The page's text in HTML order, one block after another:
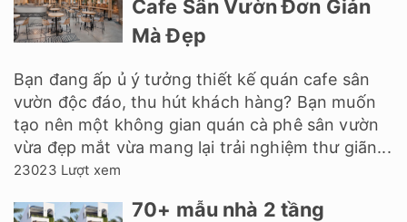
Cafe Sân Vườn Đơn Giản
Mà Đẹp
Bạn đang ấp ủ ý tưởng thiết kế quán cafe sân
vườn độc đáo, thu hút khách hàng? Bạn muốn
tạo nên một không gian quán cà phê sân vườn
vừa đẹp mắt vừa mang lại trải nghiệm thư giãn...
23023 Lượt xem
70+ mẫu nhà 2 tầng